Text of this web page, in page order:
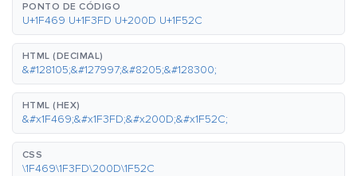
PONTO DE CÓDIGO
U+1F469 U+1F3FD U+200D U+1F52C
HTML (DECIMAL)
&#128105;&#127997;&#8205;&#128300;
HTML (HEX)
&#x1F469;&#x1F3FD;&#x200D;&#x1F52C;
CSS
\1F469\1F3FD\200D\1F52C